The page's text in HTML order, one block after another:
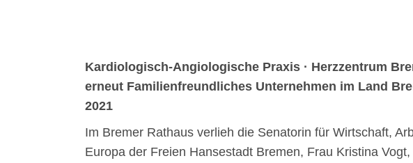
Kardiologisch-Angiologische Praxis · Herzzentrum
erneut Familienfreundliches Unternehmen im Land
2021
Im Bremer Rathaus verlieh die Senatorin für Wirtschaft,
Europa der Freien Hansestadt Bremen, Frau Kristina